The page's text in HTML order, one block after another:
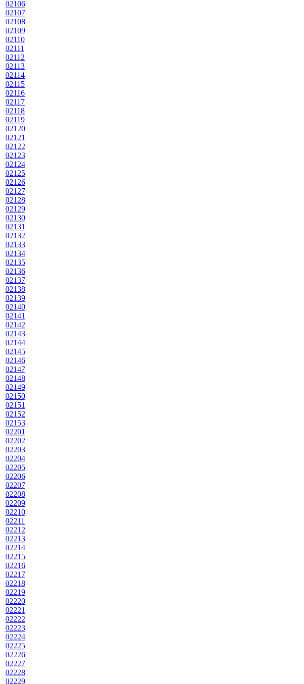
02106
02107
02108
02109
02110
02111
02112
02113
02114
02115
02116
02117
02118
02119
02120
02121
02122
02123
02124
02125
02126
02127
02128
02129
02130
02131
02132
02133
02134
02135
02136
02137
02138
02139
02140
02141
02142
02143
02144
02145
02146
02147
02148
02149
02150
02151
02152
02153
02201
02202
02203
02204
02205
02206
02207
02208
02209
02210
02211
02212
02213
02214
02215
02216
02217
02218
02219
02220
02221
02222
02223
02224
02225
02226
02227
02228
02229